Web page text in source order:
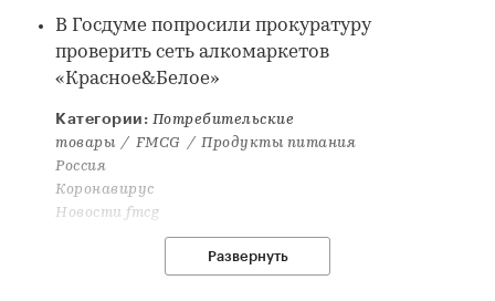
В Госдуме попросили прокуратуру
проверить сеть алкомаркетов
«Красное&Белое»
Категории: Потребительские
товары / FMCG / Продукты питания
Россия
Коронавирус
Новости fmcg
Развернуть